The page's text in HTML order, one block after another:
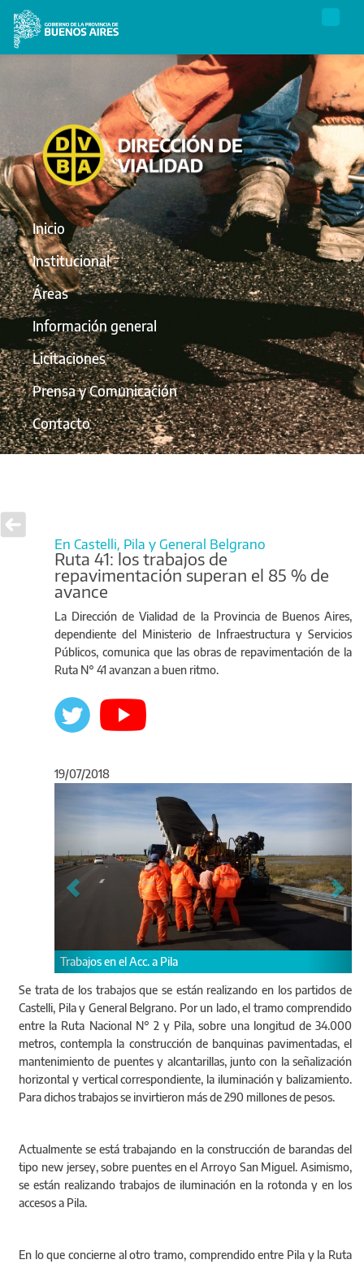
Inicio
Institucional
Áreas
Información general
Licitaciones
Prensa y Comunicación
Contacto
En Castelli, Pila y General Belgrano
Ruta 41: los trabajos de
repavimentación superan el 85 % de
avance
La Dirección de Vialidad de la Provincia de Buenos Aires,
dependiente del Ministerio de Infraestructura y Servicios
Públicos, comunica que las obras de repavimentación de la
Ruta N° 41 avanzan a buen ritmo.
19/07/2018
Ejecución de rotondas en zona
Anterior
Se trata de los trabajos que se están realizando en los partidos de
Castelli, Pila y General Belgrano. Por un lado, el tramo comprendido
entre la Ruta Nacional N° 2 y Pila, sobre una longitud de 34.000
metros, contempla la construcción de banquinas pavimentadas, el
mantenimiento de puentes y alcantarillas, junto con la señalización
horizontal y vertical correspondiente, la iluminación y balizamiento.
Para dichos trabajos se invirtieron más de 290 millones de pesos.
Actualmente se está trabajando en la construcción de barandas del
tipo new jersey, sobre puentes en el Arroyo San Miguel. Asimismo,
se están realizando trabajos de iluminación en la rotonda y en los
accesos a Pila.
En lo que concierne al otro tramo, comprendido entre Pila y la Ruta